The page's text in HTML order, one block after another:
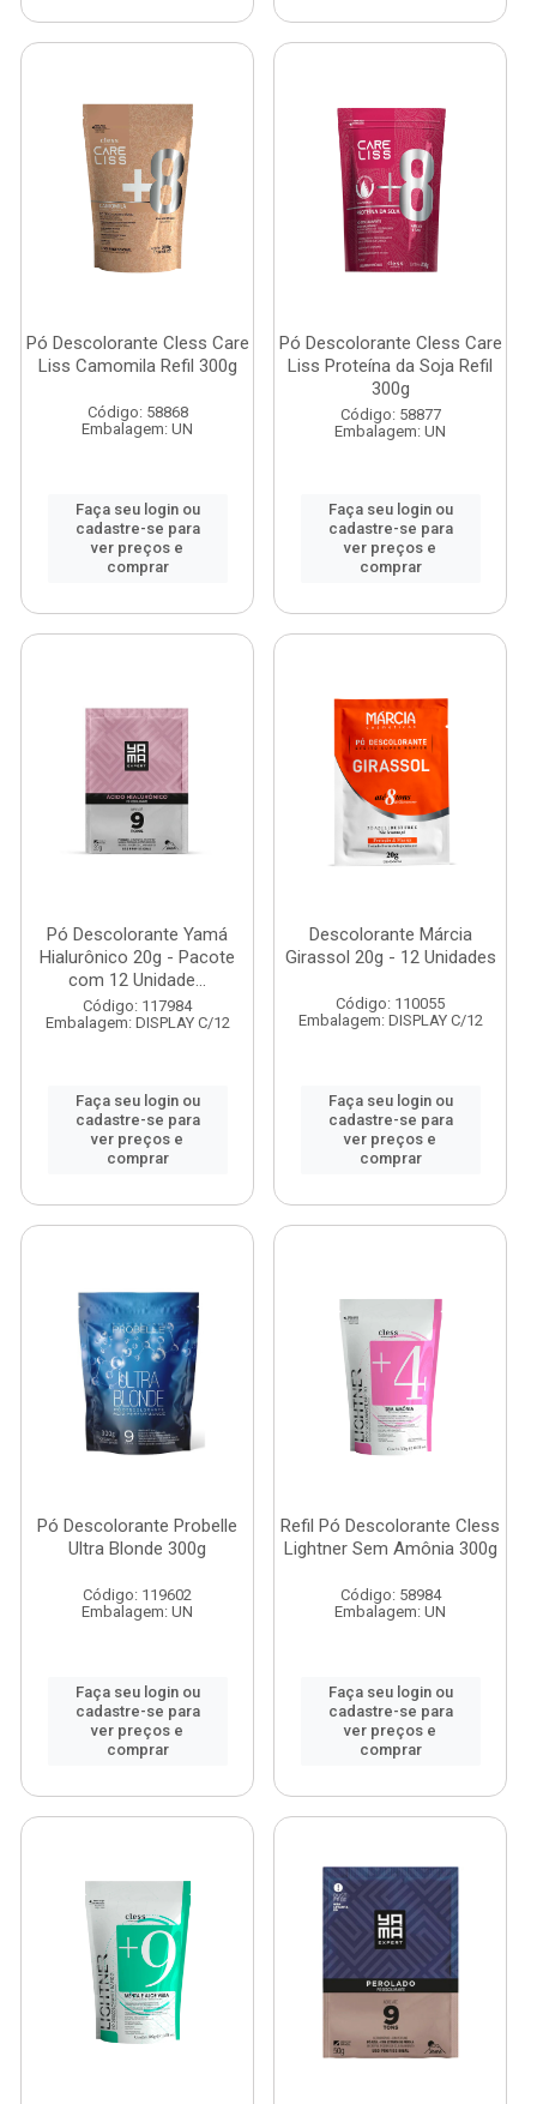
Pó Descolorante Cless Care
Liss Camomila Refil 300g
Código: 58868
Embalagem: UN
Faça seu login ou
cadastre-se para
ver preços e
comprar
Pó Descolorante Cless Care
Liss Proteína da Soja Refil
300g
Código: 58877
Embalagem: UN
Faça seu login ou
cadastre-se para
ver preços e
comprar
Pó Descolorante Yamá
Hialurônico 20g - Pacote
com 12 Unidade...
Código: 117984
Embalagem: DISPLAY C/12
Faça seu login ou
cadastre-se para
ver preços e
comprar
Descolorante Márcia
Girassol 20g - 12 Unidades
Código: 110055
Embalagem: DISPLAY C/12
Faça seu login ou
cadastre-se para
ver preços e
comprar
Pó Descolorante Probelle
Ultra Blonde 300g
Código: 119602
Embalagem: UN
Faça seu login ou
cadastre-se para
ver preços e
comprar
Refil Pó Descolorante Cless
Lightner Sem Amônia 300g
Código: 58984
Embalagem: UN
Faça seu login ou
cadastre-se para
ver preços e
comprar